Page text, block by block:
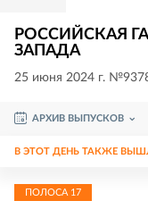
РОССИЙСКАЯ
ЗАПАДА
25 июня 2024 г.
АРХИВ ВЫПУСКОВ
В ЭТОТ ДЕНЬ ТАКЖЕ
ПОЛОСА 17